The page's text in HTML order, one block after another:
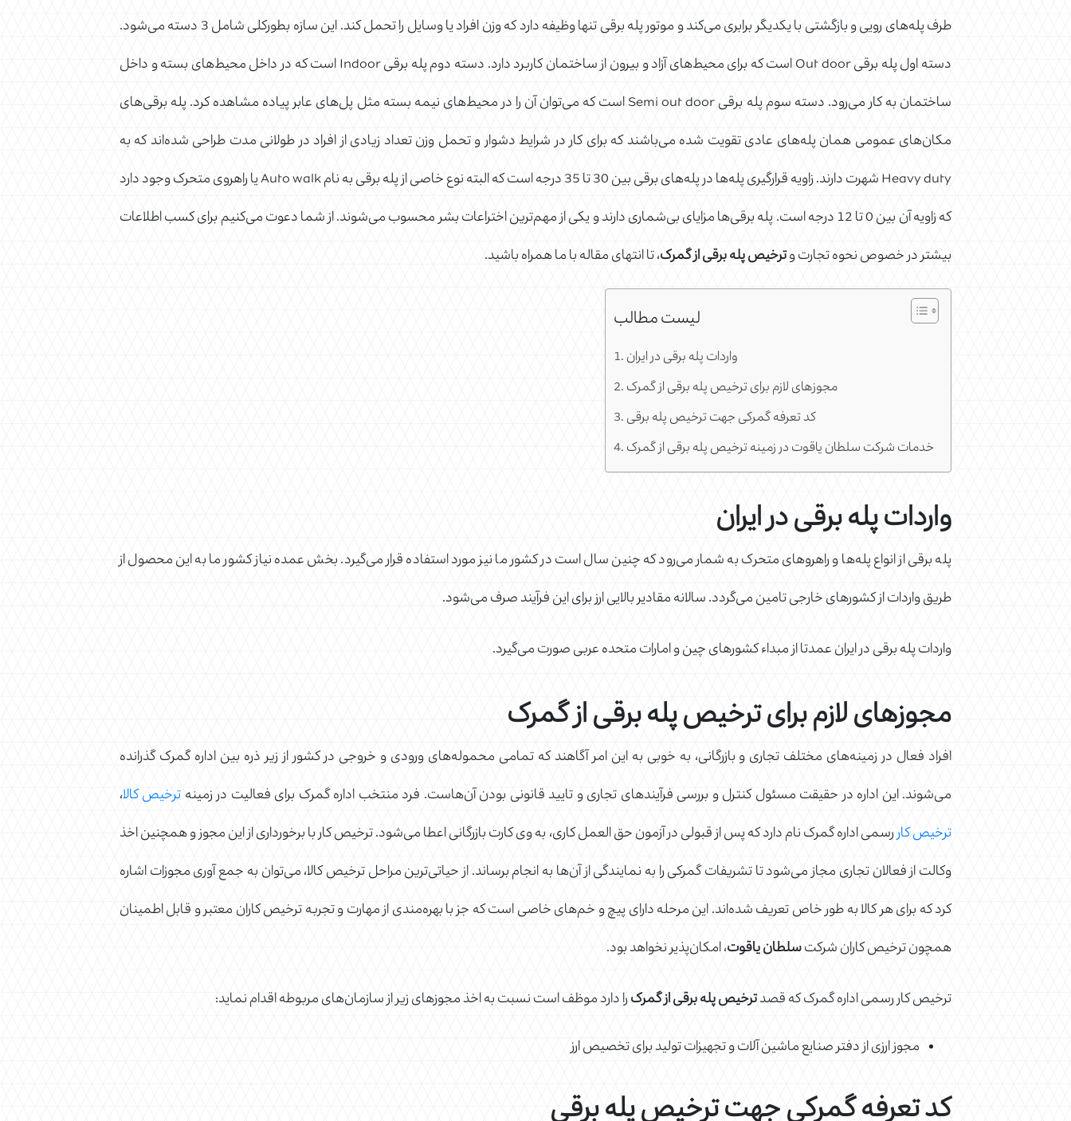
طرف پله‌های رویی و بازگشتی با یکدیگر برابری می‌کند و موتور پله برقی تنها وظیفه دارد که وزن افراد یا وسایل را تحمل کند. این سازه بطورکلی شامل 3 دسته می‌شود.
دسته اول پله برقی Out door است که برای محیط‌های آزاد و بیرون از ساختمان کاربرد دارد. دسته دوم پله برقی Indoor است که در داخل محیط‌های بسته و داخل
ساختمان به کار می‌رود. دسته سوم پله برقی Semi out door است که می‌توان آن را در محیط‌های نیمه بسته مثل پل‌های عابر پیاده مشاهده کرد. پله برقی‌های
مکان‌های عمومی همان پله‌های عادی تقویت شده می‌باشند که برای کار در شرایط دشوار و تحمل وزن تعداد زیادی از افراد در طولانی مدت طراحی شده‌اند که به
Heavy duty شهرت دارند. زاویه قرارگیری پله‌ها در پله‌های برقی بین 30 تا 35 درجه است که البته نوع خاصی از پله برقی به نام Auto walk یا راهروی متحرک وجود دارد
که زاویه آن بین 0 تا 12 درجه است. پله برقی‌ها مزایای بی‌شماری دارند و یکی از مهم‌ترین اختراعات بشر محسوب می‌شوند. از شما دعوت می‌کنیم برای کسب اطلاعات
بیشتر در خصوص نحوه تجارت وترخیص پله برقی از گمرک، تا انتهای مقاله با ما همراه باشید.
لیست مطالب
واردات پله برقی در ایران
مجوزهای لازم برای ترخیص پله برقی از گمرک
کد تعرفه گمرکی جهت ترخیص پله برقی
خدمات شرکت سلطان یاقوت در زمینه ترخیص پله برقی از گمرک
واردات پله برقی در ایران
پله برقی از انواع پله‌ها و راهروهای متحرک به شمار می‌رود که چنین سال است در کشور ما نیز مورد استفاده قرار می‌گیرد. بخش عمده نیاز کشور ما به این محصول از
طریق واردات از کشورهای خارجی تامین می‌گردد. سالانه مقادیر بالایی ارز برای این فرآیند صرف می‌شود.
واردات پله برقی در ایران عمدتا از مبداء کشورهای چین و امارات متحده عربی صورت می‌گیرد.
مجوزهای لازم برای ترخیص پله برقی از گمرک
افراد فعال در زمینه‌های مختلف تجاری و بازرگانی، به خوبی به این امر آگاهند که تمامی محموله‌های ورودی و خروجی در کشور از زیر ذره بین اداره گمرک گذرانده
می‌شوند. این اداره در حقیقت مسئول کنترل و بررسی فرآیندهای تجاری و تایید قانونی بودن آن‌هاست. فرد منتخب اداره گمرک برای فعالیت در زمینه ترخیص کالا،
ترخیص کاررسمی اداره گمرک نام دارد که پس از قبولی در آزمون حق العمل کاری، به وی کارت بازرگانی اعطا می‌شود. ترخیص کار با برخورداری از این مجوز و همچنین اخذ
وکالت از فعالان تجاری مجاز می‌شود تا تشریفات گمرکی را به نمایندگی از آن‌ها به انجام برساند. از حیاتی‌ترین مراحل ترخیص کالا، می‌توان به جمع آوری مجوزات اشاره
کرد که برای هر کالا به طور خاص تعریف شده‌اند. این مرحله دارای پیچ و خم‌های خاصی است که جز با بهره‌مندی از مهارت و تجربه ترخیص کاران معتبر و قابل اطمینان
همچون ترخیص کاران شرکتسلطان یاقوت، امکان‌پذیر نخواهد بود.
ترخیص کار رسمی اداره گمرک که قصدترخیص پله برقی از گمرکرا دارد موظف است نسبت به اخذ مجوزهای زیر از سازمان‌های مربوطه اقدام نماید:
مجوز ارزی از دفتر صنایع ماشین آلات و تجهیزات تولید برای تخصیص ارز
کد تعرفه گمرکی جهت ترخیص پله برقی